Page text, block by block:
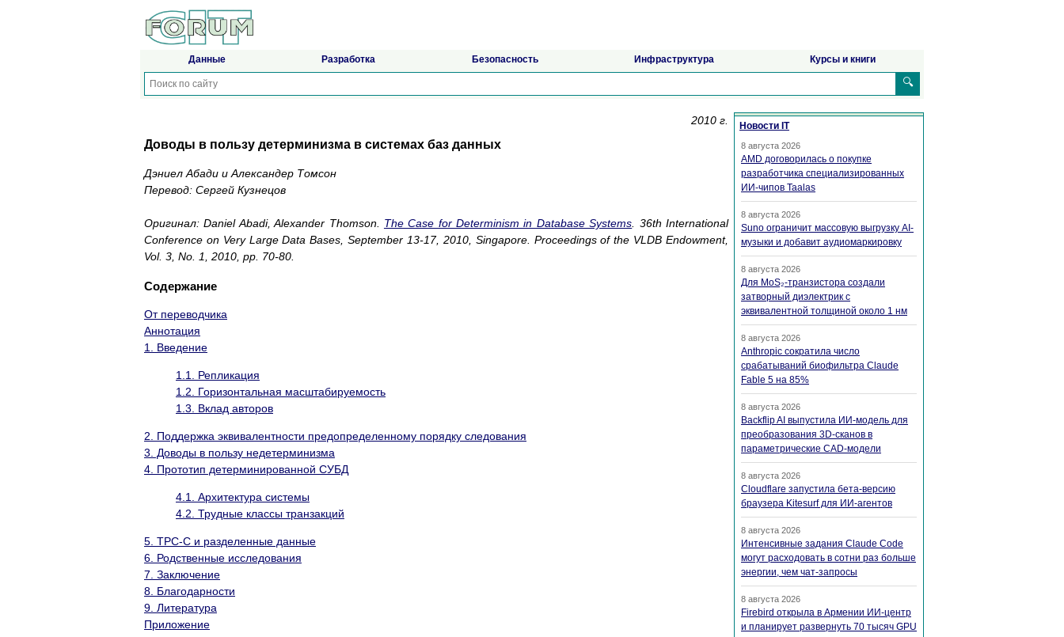
Данные Разработка Безопасность Инфраструктура Курсы и книги
🔍
2010 г.
Доводы в пользу детерминизма в системах баз данных
Дэниел Абади и Александер Томсон
Перевод: Сергей Кузнецов
Оригинал: Daniel Abadi, Alexander Thomson. The Case for Determinism in Database Systems . 36th International
Conference on Very Large Data Bases, September 13-17, 2010, Singapore. Proceedings of the VLDB Endowment,
Vol. 3, No. 1, 2010, pp. 70-80.
Содержание
От переводчика
Аннотация
1. Введение
1.1. Репликация
1.2. Горизонтальная масштабируемость
1.3. Вклад авторов
2. Поддержка эквивалентности предопределенному порядку следования
3. Доводы в пользу недетерминизма
4. Прототип детерминированной СУБД
4.1. Архитектура системы
4.2. Трудные классы транзакций
5. TPC-C и разделенные данные
6. Родственные исследования
7. Заключение
8. Благодарности
9. Литература
Приложение
Новости IT
8 августа 2026
AMD договорилась о покупке
разработчика специализированных
ИИ-чипов Taalas
8 августа 2026
Suno ограничит массовую выгрузку AI-
музыки и добавит аудиомаркировку
8 августа 2026
Для MoS₂-транзистора создали
затворный диэлектрик с
эквивалентной толщиной около 1 нм
8 августа 2026
Anthropic сократила число
срабатываний биофильтра Claude
Fable 5 на 85%
8 августа 2026
Backflip AI выпустила ИИ-модель для
преобразования 3D-сканов в
параметрические CAD-модели
8 августа 2026
Cloudflare запустила бета-версию
браузера Kitesurf для ИИ-агентов
8 августа 2026
Интенсивные задания Claude Code
могут расходовать в сотни раз больше
энергии, чем чат-запросы
8 августа 2026
Firebird открыла в Армении ИИ-центр
и планирует развернуть 70 тысяч GPU